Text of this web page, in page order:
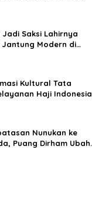
Saksi Lahirnya
Jantung Modern di
Kultural Tata
Haji Indonesia
Nunukan ke
Puang Dirham Ubah